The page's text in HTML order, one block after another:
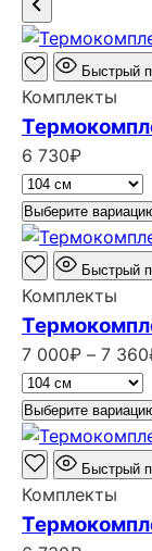
Быстрый
Комплекты
6 730₽
Выберите
Быстрый
Комплекты
7 000₽ – 7 360
Выберите
Быстрый
Комплекты